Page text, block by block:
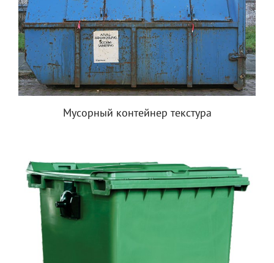
Мусорный контейнер текстура